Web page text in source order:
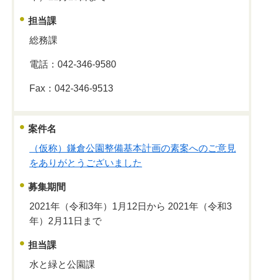
担当課
総務課
電話：042-346-9580
Fax：042-346-9513
案件名
（仮称）鎌倉公園整備基本計画の素案へのご意見
をありがとうございました
募集期間
2021年（令和3年）1月12日から 2021年（令和3
年）2月11日まで
担当課
水と緑と公園課